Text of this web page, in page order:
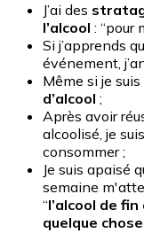
J’ai des
l’alcool : “pour
Si j’apprends
événement,
Même si je suis
d’alcool ;
Après avoir
alcoolisé, je
consommer ;
Je suis apaisé
semaine
“l’alcool de
quelque